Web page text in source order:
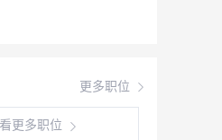
更多职位
更多职位